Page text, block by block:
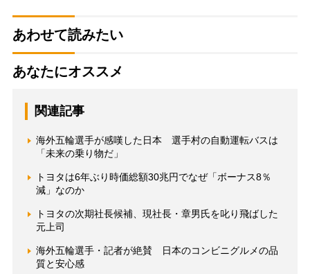
あわせて読みたい
あなたにオススメ
関連記事
海外五輪選手が感嘆した日本 選手村の自動運転バスは
「未来の乗り物だ」
トヨタは6年ぶり時価総額30兆円でなぜ「ボーナス8％
減」なのか
トヨタの次期社長候補、現社長・章男氏を叱り飛ばした
元上司
海外五輪選手・記者が絶賛 日本のコンビニグルメの品
質と安心感